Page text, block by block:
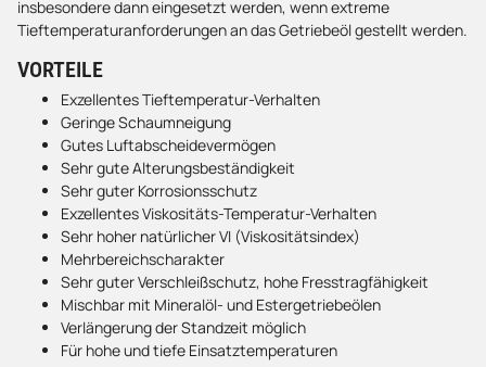
insbesondere dann eingesetzt werden, wenn extreme
Tieftemperaturanforderungen an das Getriebeöl gestellt werden.
VORTEILE
Exzellentes Tieftemperatur-Verhalten
Geringe Schaumneigung
Gutes Luftabscheidevermögen
Sehr gute Alterungsbeständigkeit
Sehr guter Korrosionsschutz
Exzellentes Viskositäts-Temperatur-Verhalten
Sehr hoher natürlicher VI (Viskositätsindex)
Mehrbereichscharakter
Sehr guter Verschleißschutz, hohe Fresstragfähigkeit
Mischbar mit Mineralöl- und Estergetriebeölen
Verlängerung der Standzeit möglich
Für hohe und tiefe Einsatztemperaturen